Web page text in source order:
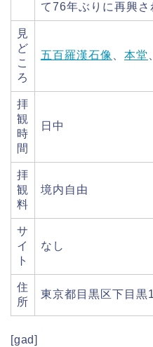
て76年ぶりに再興さ
見
ど
こ
ろ
五百羅漢石像 本堂
拝
観
時
間
日中
拝
観
料
境内自由
サ
イ
ト
なし
住
所
東京都目黒区下目黒
[gad]